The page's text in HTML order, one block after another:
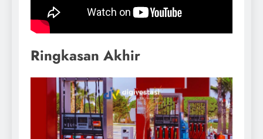
Ringkasan Akhir